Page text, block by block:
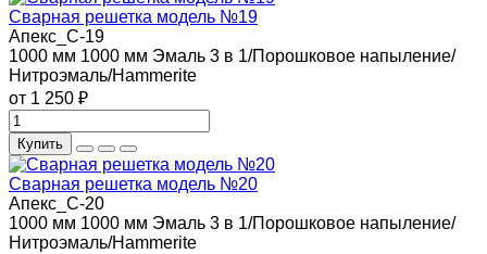
Сварная решетка модель №19
Апекс_С-19
1000 мм 1000 мм Эмаль 3 в 1/Порошковое напыление/
Нитроэмаль/Hammerite
от 1 250 ₽
Купить
Сварная решетка модель №20
Апекс_С-20
1000 мм 1000 мм Эмаль 3 в 1/Порошковое напыление/
Нитроэмаль/Hammerite